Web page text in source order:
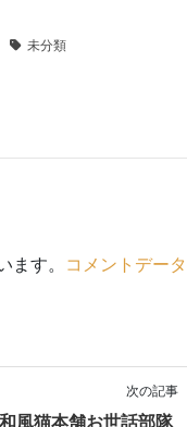
未分類
ます。
コメントデー
次の記事
和風猫本舗お世話部隊